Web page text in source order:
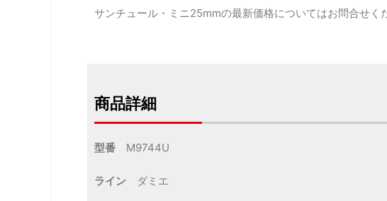
サンチュール・ミニ25mmの最新価格についてはお問合せく
商品詳細
型番 M9744U
ライン ダミエ